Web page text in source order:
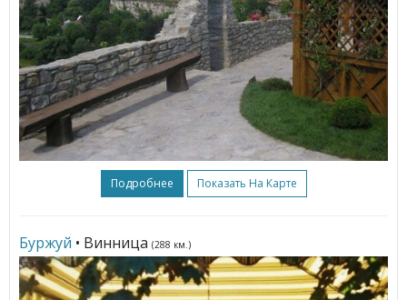
Подробнее Показать На Карте
Буржуй • Винница (288 км.)